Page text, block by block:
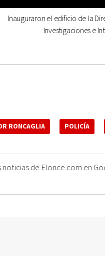
Inauguraron el edificio de la
Investigaciones e
RONCAGLIA POLICÍA
noticias de Elonce.com en